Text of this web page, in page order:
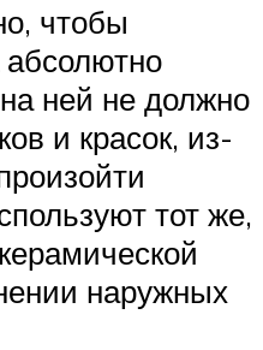
чтобы
ней не должно
и красок, из-
тот же,
наружных